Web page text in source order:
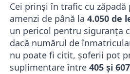
Cei prinși în trafic cu zăpadă
amenzi de până la 4.050 de
un pericol pentru siguranța
dacă numărul de
nu poate fi citit, șoferii pot
suplimentare între 405 și